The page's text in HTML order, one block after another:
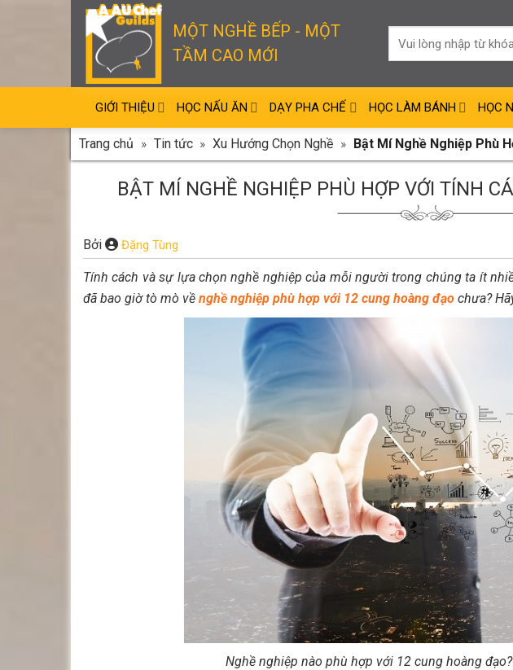
MỘT NGHỀ BẾP - MỘT
TẦM CAO MỚI
GIỚI THIỆU HỌC NẤU ĂN DẠY PHA CHẾ HỌC LÀM BÁNH HỌC
Trang chủ » Tin tức » Xu Hướng Chọn Nghề » Bật Mí Nghề Nghiệp Phù
BẬT MÍ NGHỀ NGHIỆP PHÙ HỢP VỚI TÍNH
Bởi Đặng Tùng
Tính cách và sự lựa chọn nghề nghiệp của mỗi người trong chúng ta ít
đã bao giờ tò mò về nghề nghiệp phù hợp với 12 cung hoàng đạo chưa?
Nghề nghiệp nào phù hợp với 12 cung hoàng